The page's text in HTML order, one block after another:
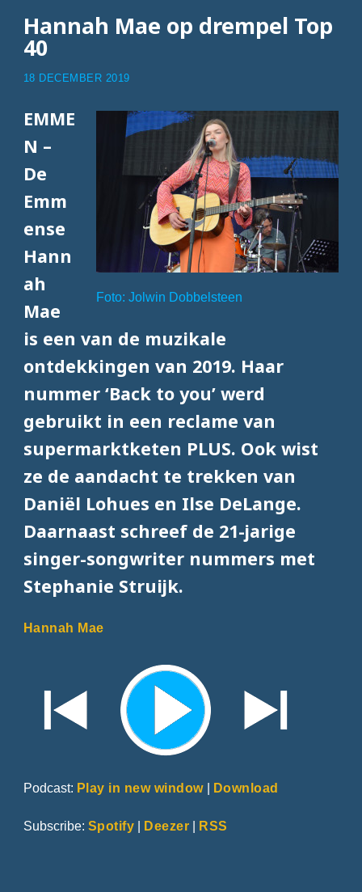
Hannah Mae op drempel Top
40
18 DECEMBER 2019
Foto: Jolwin Dobbelsteen
EMME
N –
De
Emm
ense
Hann
ah
Mae
is een van de muzikale
ontdekkingen van 2019. Haar
nummer ‘Back to you’ werd
gebruikt in een reclame van
supermarktketen PLUS. Ook wist
ze de aandacht te trekken van
Daniël Lohues en Ilse DeLange.
Daarnaast schreef de 21-jarige
singer-songwriter nummers met
Stephanie Struijk.
Hannah Mae
Podcast: Play in new window| Download
Subscribe: Spotify | Deezer | RSS